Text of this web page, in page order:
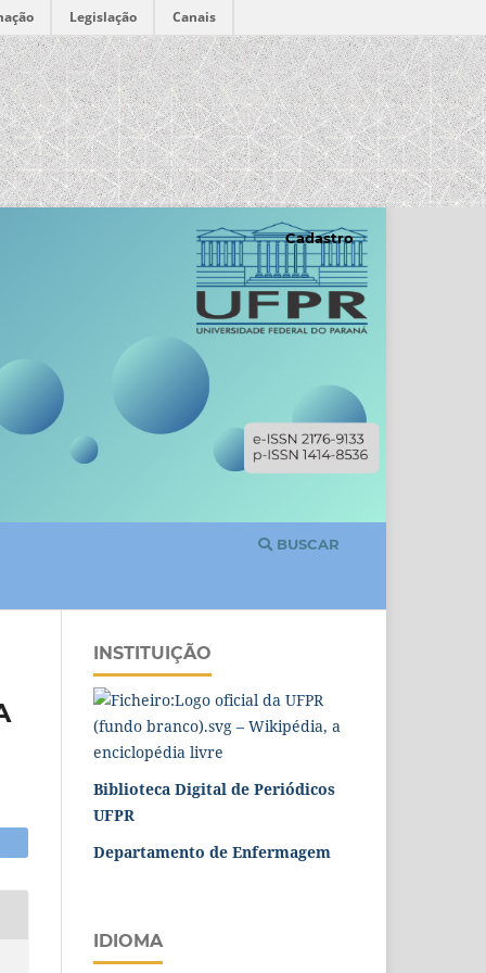
Legislação Canais
BUSCAR
Cadastro
INSTITUIÇÃO
Biblioteca Digital de Periódicos
UFPR
Departamento de Enfermagem
IDIOMA